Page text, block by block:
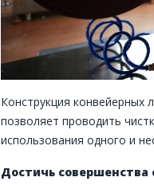
Конструкция конвейерных
позволяет проводить
использования одного и
Достичь